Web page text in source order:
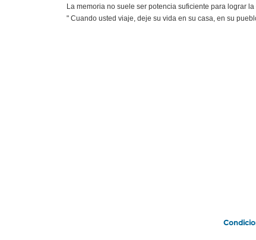
La memoria no suele ser potencia suficiente para lograr
" Cuando usted viaje, deje su vida en su casa, en su